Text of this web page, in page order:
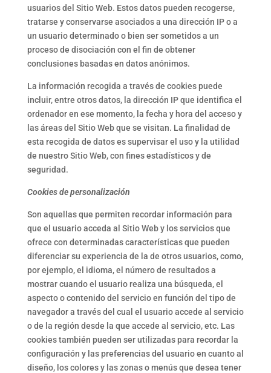
usuarios del Sitio Web. Estos datos pueden recogerse,
tratarse y conservarse asociados a una dirección IP o a
un usuario determinado o bien ser sometidos a un
proceso de disociación con el fin de obtener
conclusiones basadas en datos anónimos.
La información recogida a través de cookies puede
incluir, entre otros datos, la dirección IP que identifica el
ordenador en ese momento, la fecha y hora del acceso y
las áreas del Sitio Web que se visitan. La finalidad de
esta recogida de datos es supervisar el uso y la utilidad
de nuestro Sitio Web, con fines estadísticos y de
seguridad.
Cookies de personalización
Son aquellas que permiten recordar información para
que el usuario acceda al Sitio Web y los servicios que
ofrece con determinadas características que pueden
diferenciar su experiencia de la de otros usuarios, como,
por ejemplo, el idioma, el número de resultados a
mostrar cuando el usuario realiza una búsqueda, el
aspecto o contenido del servicio en función del tipo de
navegador a través del cual el usuario accede al servicio
o de la región desde la que accede al servicio, etc. Las
cookies también pueden ser utilizadas para recordar la
configuración y las preferencias del usuario en cuanto al
diseño, los colores y las zonas o menús que desea tener